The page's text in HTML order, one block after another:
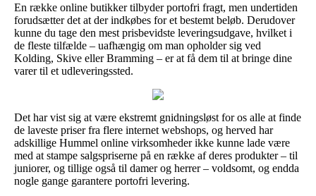
En række online butikker tilbyder portofri fragt, men undertiden
forudsætter det at der indkøbes for et bestemt beløb. Derudover
kunne du tage den mest prisbevidste leveringsudgave, hvilket i
de fleste tilfælde – uafhængig om man opholder sig ved
Kolding, Skive eller Bramming – er at få dem til at bringe dine
varer til et udleveringssted.
Det har vist sig at være ekstremt gnidningsløst for os alle at finde
de laveste priser fra flere internet webshops, og herved har
adskillige Hummel online virksomheder ikke kunne lade være
med at stampe salgspriserne på en række af deres produkter – til
juniorer, og tillige også til damer og herrer – voldsomt, og endda
nogle gange garantere portofri levering.